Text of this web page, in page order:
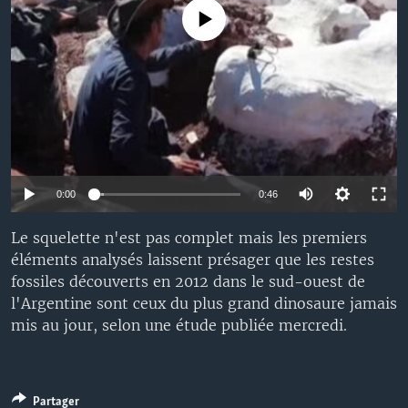
No media source currently available
0:00 0:46
Le squelette n'est pas complet mais les premiers
éléments analysés laissent présager que les restes
fossiles découverts en 2012 dans le sud-ouest de
l'Argentine sont ceux du plus grand dinosaure jamais
mis au jour, selon une étude publiée mercredi.
Partager